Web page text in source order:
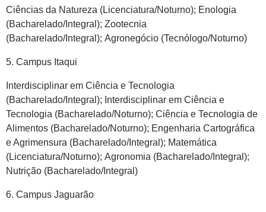
Ciências da Natureza (Licenciatura/Noturno); Enologia
(Bacharelado/Integral); Zootecnia
(Bacharelado/Integral); Agronegócio (Tecnólogo/Noturno)
5. Campus Itaqui
Interdisciplinar em Ciência e Tecnologia
(Bacharelado/Integral); Interdisciplinar em Ciência e
Tecnologia (Bacharelado/Noturno); Ciência e Tecnologia de
Alimentos (Bacharelado/Noturno); Engenharia Cartográfica
e Agrimensura (Bacharelado/Integral); Matemática
(Licenciatura/Noturno); Agronomia (Bacharelado/Integral);
Nutrição (Bacharelado/Integral)
6. Campus Jaguarão